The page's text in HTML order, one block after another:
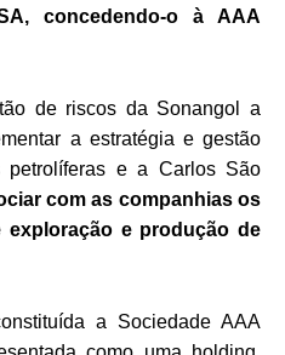
concedendo-o à AAA
de riscos da Sonangol a
a estratégia e gestão
petrolíferas e a Carlos São
com as companhias os
e produção de
a Sociedade AAA